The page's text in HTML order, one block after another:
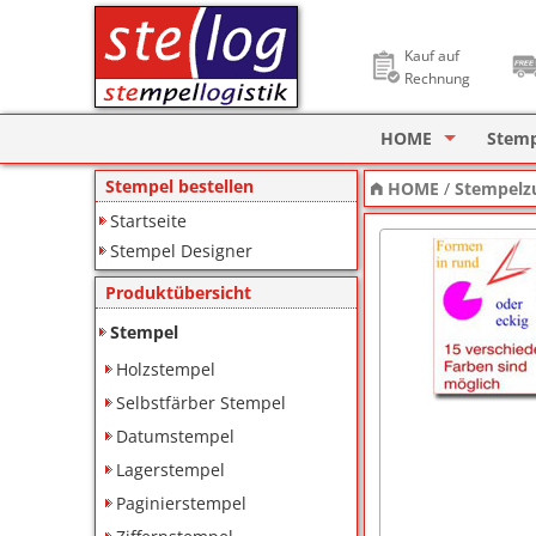
Kauf auf
Rechnung
HOME
Stempel Designer
ImageCard
Stempel bestellen
Startseite
Stempel Designer
Produktübersicht
Stempel
Holzstempel
Selbstfärber Stempel
Datumstempel
Lagerstempel
Paginierstempel
HOME /